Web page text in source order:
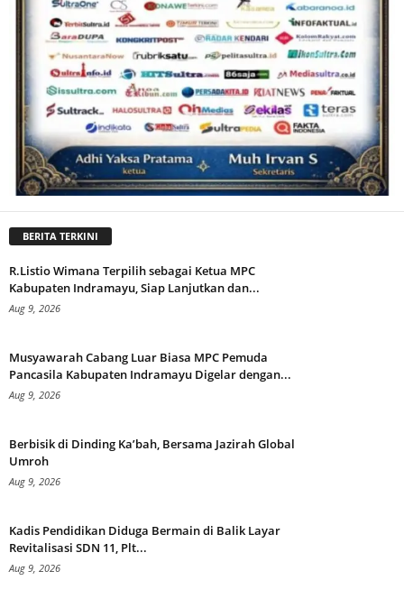
BERITA TERKINI
R.Listio Wimana Terpilih sebagai Ketua MPC
Kabupaten Indramayu, Siap Lanjutkan dan...
Aug 9, 2026
Musyawarah Cabang Luar Biasa MPC Pemuda
Pancasila Kabupaten Indramayu Digelar dengan...
Aug 9, 2026
Berbisik di Dinding Ka’bah, Bersama Jazirah Global
Umroh
Aug 9, 2026
Kadis Pendidikan Diduga Bermain di Balik Layar
Revitalisasi SDN 11, Plt...
Aug 9, 2026